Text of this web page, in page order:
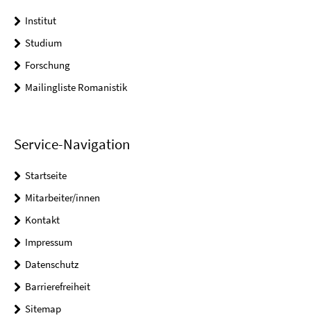
Institut
Studium
Forschung
Mailingliste Romanistik
Service-Navigation
Startseite
Mitarbeiter/innen
Kontakt
Impressum
Datenschutz
Barrierefreiheit
Sitemap